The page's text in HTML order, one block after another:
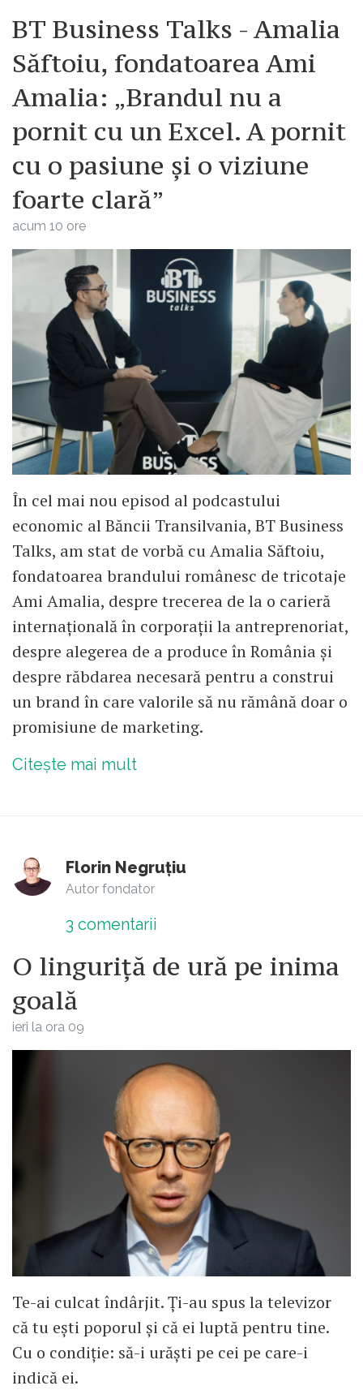
BT Business Talks - Amalia
Săftoiu, fondatoarea Ami
Amalia: „Brandul nu a
pornit cu un Excel. A pornit
cu o pasiune și o viziune
foarte clară”
acum 10 ore
În cel mai nou episod al podcastului
economic al Băncii Transilvania, BT Business
Talks, am stat de vorbă cu Amalia Săftoiu,
fondatoarea brandului românesc de tricotaje
Ami Amalia, despre trecerea de la o carieră
internațională în corporații la antreprenoriat,
despre alegerea de a produce în România și
despre răbdarea necesară pentru a construi
un brand în care valorile să nu rămână doar o
promisiune de marketing.
Citește mai mult
Florin Negruțiu
Autor fondator
3 comentarii
O linguriță de ură pe inima
goală
ieri la ora 09
Te-ai culcat îndârjit. Ți-au spus la televizor
că tu ești poporul și că ei luptă pentru tine.
Cu o condiție: să-i urăști pe cei pe care-i
indică ei.